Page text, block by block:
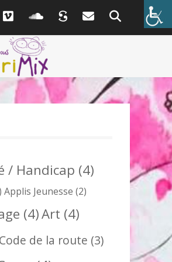
/ Handicap (4)
Applis Jeunesse (2)
(4)Art (4)
Code de la route (3)